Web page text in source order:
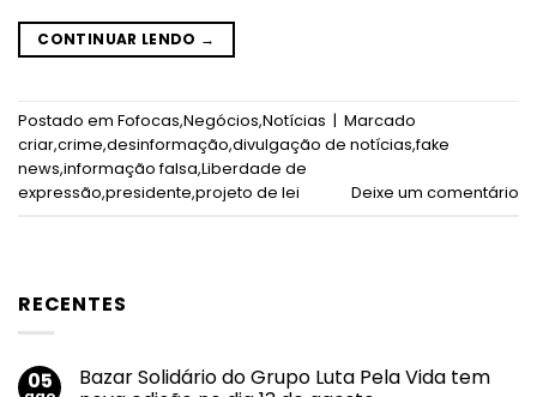
RECENTES
05
Bazar Solidário do Grupo Luta Pela Vida tem
CONTINUAR LENDO →
Postado em Fofocas,Negócios,Notícias | Marcado
criar,crime,desinformação,divulgação de notícias,fake
news,informação falsa,Liberdade de
expressão,presidente,projeto de lei Deixe um comentário